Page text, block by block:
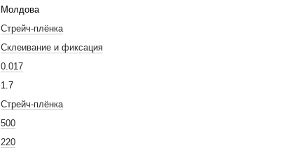
Молдова
Стрейч-плёнка
Склеивание и фиксация
0.017
1.7
Стрейч-плёнка
500
220